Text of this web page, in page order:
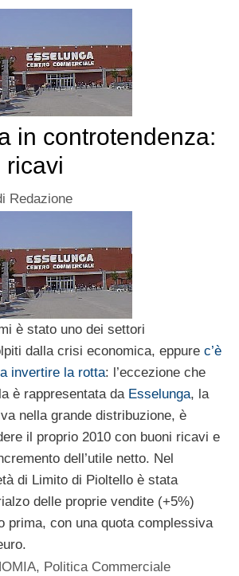
in controtendenza:
ricavi
Redazione
è stato uno dei settori
dalla crisi economica, eppure c’è
invertire la rotta: l’eccezione che
è rappresentata da Esselunga, la
nella grande distribuzione, è
il proprio 2010 con buoni ricavi e
dell’utile netto. Nel
di Limito di Pioltello è stata
delle proprie vendite (+5%)
prima, con una quota complessiva
, Politica Commerciale